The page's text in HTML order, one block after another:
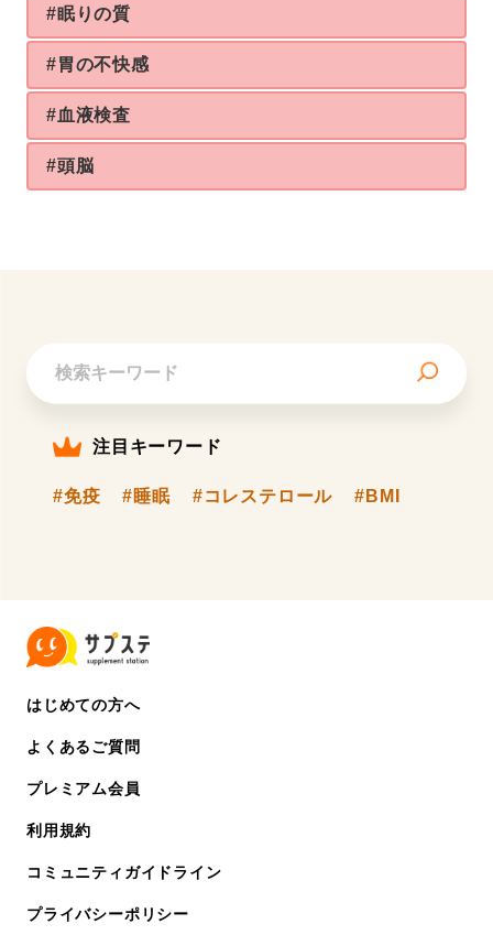
#眠りの質
#胃の不快感
#血液検査
#頭脳
注目キーワード
#免疫 #睡眠 #コレステロール #BMI
はじめての方へ
よくあるご質問
プレミアム会員
利用規約
コミュニティガイドライン
プライバシーポリシー